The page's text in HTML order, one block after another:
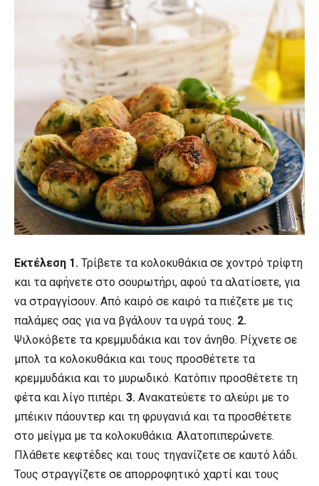
Εκτέλεση 1. Τρίβετε τα κολοκυθάκια σε χοντρό τρίφτη
και τα αφήνετε στο σουρωτήρι, αφού τα αλατίσετε, για
να στραγγίσουν. Από καιρό σε καιρό τα πιέζετε με τις
παλάμες σας για να βγάλουν τα υγρά τους. 2.
Ψιλοκόβετε τα κρεμμυδάκια και τον άνηθο. Ρίχνετε σε
μπολ τα κολοκυθάκια και τους προσθέτετε τα
κρεμμυδάκια και το μυρωδικό. Κατόπιν προσθέτετε τη
φέτα και λίγο πιπέρι. 3. Ανακατεύετε το αλεύρι με το
μπέικιν πάουντερ και τη φρυγανιά και τα προσθέτετε
στο μείγμα με τα κολοκυθάκια. Αλατοπιπερώνετε.
Πλάθετε κεφτέδες και τους τηγανίζετε σε καυτό λάδι.
Τους στραγγίζετε σε απορροφητικό χαρτί και τους